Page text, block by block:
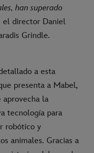
han superado
el director Daniel
Grindle.
a esta
presenta a Mabel,
aprovecha la
tecnología para
robótico y
animales. Gracias a